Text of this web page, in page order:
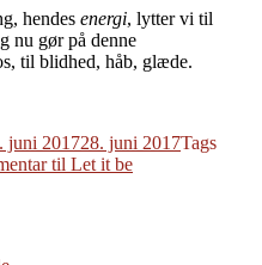
hendes energi, lytter vi til
nu gør på denne
til blidhed, håb, glæde.
juni 201728. juni 2017Tags
til Let it be